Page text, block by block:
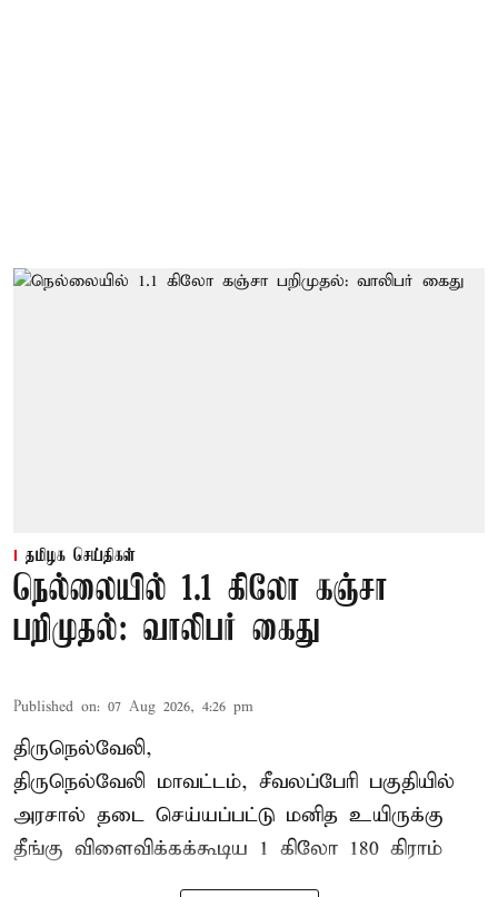
தமிழக செய்திகள்
நெல்லையில் 1.1 கிலோ கஞ்சா
பறிமுதல்: வாலிபர் கைது
Published on: 07 Aug 2026, 4:26 pm
திருநெல்வேலி,
திருநெல்வேலி மாவட்டம், சீவலப்பேரி பகுதியில்
அரசால் தடை செய்யப்பட்டு மனித உயிருக்கு
தீங்கு விளைவிக்கக்கூடிய 1 கிலோ 180 கிராம்